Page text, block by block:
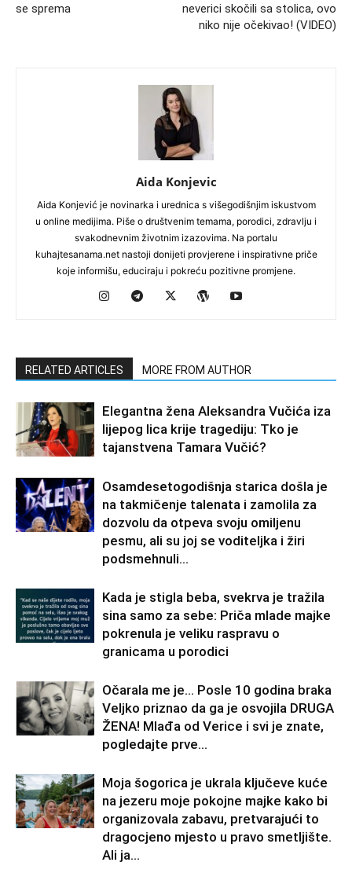
se sprema
neverici skočili sa stolica, ovo
niko nije očekivao! (VIDEO)
Aida Konjevic
Aida Konjević je novinarka i urednica s višegodišnjim iskustvom
u online medijima. Piše o društvenim temama, porodici, zdravlju i
svakodnevnim životnim izazovima. Na portalu
kuhajtesanama.net nastoji donijeti provjerene i inspirativne priče
koje informišu, educiraju i pokreću pozitivne promjene.
RELATED ARTICLES MORE FROM AUTHOR
Elegantna žena Aleksandra Vučića iza
lijepog lica krije tragediju: Tko je
tajanstvena Tamara Vučić?
Osamdesetogodišnja starica došla je
na takmičenje talenata i zamolila za
dozvolu da otpeva svoju omiljenu
pesmu, ali su joj se voditeljka i žiri
podsmehnuli...
Kada je stigla beba, svekrva je tražila
sina samo za sebe: Priča mlade majke
pokrenula je veliku raspravu o
granicama u porodici
Očarala me je… Posle 10 godina braka
Veljko priznao da ga je osvojila DRUGA
ŽENA! Mlađa od Verice i svi je znate,
pogledajte prve...
Moja šogorica je ukrala ključeve kuće
na jezeru moje pokojne majke kako bi
organizovala zabavu, pretvarajući to
dragocjeno mjesto u pravo smetljište.
Ali ja...